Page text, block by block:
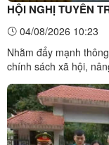
HỘI NGHỊ TUYÊN
NĂM 2026.
04/08/2026 10:23
Nhằm đẩy mạnh
chính sách xã hội,
tỉnh Lạng Sơn phối
tuyên truyền, phổ